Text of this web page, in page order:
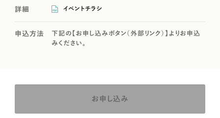
詳細 イベントチラシ
申込方法
下記の【お申し込みボタン（外部リンク）】よりお申込
みください。
お申し込み